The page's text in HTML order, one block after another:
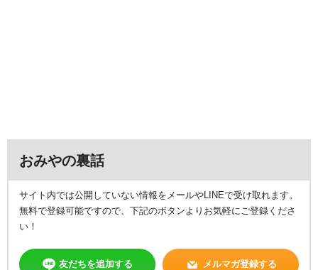
おみやの裏話
サイト内では公開していない情報をメールやLINEで受け取れます。
無料で登録可能ですので、下記のボタンよりお気軽にご登録くださ
い！
友だちを追加する メルマガ登録する